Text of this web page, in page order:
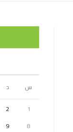
س د
1
2
8
9